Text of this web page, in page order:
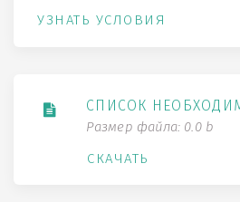
УЗНАТЬ УСЛОВИЯ
СПИСОК
Размер файла: 0.0 b
СКАЧАТЬ